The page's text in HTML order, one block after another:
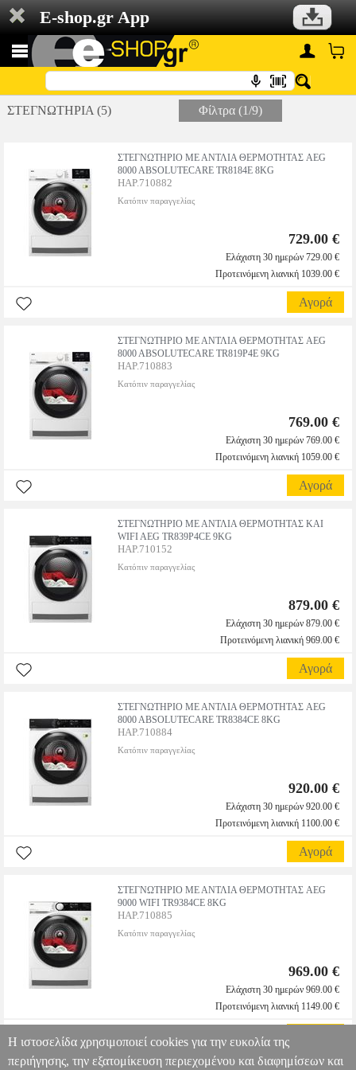
E-shop.gr App
ΣΤΕΓΝΩΤΗΡΙΑ (5) Φίλτρα (1/9)
ΣΤΕΓΝΩΤΗΡΙΟ ΜΕ ΑΝΤΛΙΑ ΘΕΡΜΟΤΗΤΑΣ AEG
8000 ABSOLUTECARE TR8184E 8KG
HAP.710882
Κατόπιν παραγγελίας
729.00 €
Ελάχιστη 30 ημερών 729.00 €
Προτεινόμενη λιανική 1039.00 €
Αγορά
ΣΤΕΓΝΩΤΗΡΙΟ ΜΕ ΑΝΤΛΙΑ ΘΕΡΜΟΤΗΤΑΣ AEG
8000 ABSOLUTECARE TR819P4E 9KG
HAP.710883
Κατόπιν παραγγελίας
769.00 €
Ελάχιστη 30 ημερών 769.00 €
Προτεινόμενη λιανική 1059.00 €
Αγορά
ΣΤΕΓΝΩΤΗΡΙΟ ΜΕ ΑΝΤΛΙΑ ΘΕΡΜΟΤΗΤΑΣ ΚΑΙ
WIFI AEG TR839P4CE 9KG
HAP.710152
Κατόπιν παραγγελίας
879.00 €
Ελάχιστη 30 ημερών 879.00 €
Προτεινόμενη λιανική 969.00 €
Αγορά
ΣΤΕΓΝΩΤΗΡΙΟ ΜΕ ΑΝΤΛΙΑ ΘΕΡΜΟΤΗΤΑΣ AEG
8000 ABSOLUTECARE TR8384CE 8KG
HAP.710884
Κατόπιν παραγγελίας
920.00 €
Ελάχιστη 30 ημερών 920.00 €
Προτεινόμενη λιανική 1100.00 €
Αγορά
ΣΤΕΓΝΩΤΗΡΙΟ ΜΕ ΑΝΤΛΙΑ ΘΕΡΜΟΤΗΤΑΣ AEG
9000 WIFI TR9384CE 8KG
HAP.710885
Κατόπιν παραγγελίας
969.00 €
Ελάχιστη 30 ημερών 969.00 €
Προτεινόμενη λιανική 1149.00 €
Η ιστοσελίδα χρησιμοποιεί cookies για την ευκολία της
περιήγησης, την εξατομίκευση περιεχομένου και διαφημίσεων και